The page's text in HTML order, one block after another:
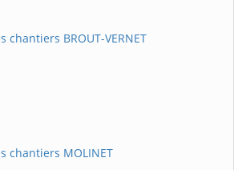
chantiers BROUT-VERNET
chantiers MOLINET